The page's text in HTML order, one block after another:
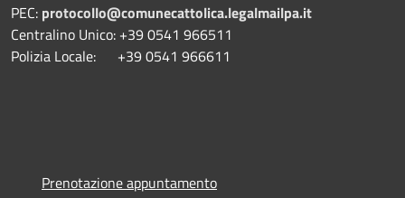
PEC: protocollo@comunecattolica.legalmailpa.it
Centralino Unico: +39 0541 966511
Polizia Locale: +39 0541 966611
Prenotazione appuntamento